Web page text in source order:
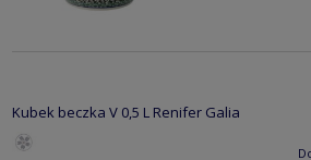
Kubek beczka V 0,5 L Renifer Galia